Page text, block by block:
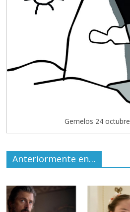
Gemelos 24
Anteriormente en…